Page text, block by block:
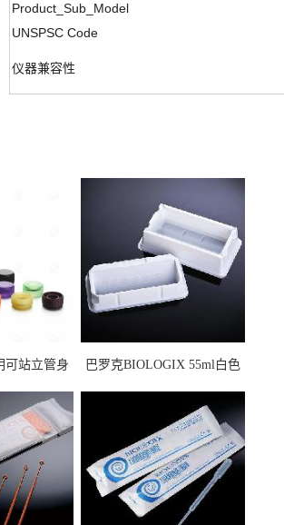
Product_Sub_Model
UNSPSC Code
仪器兼容性
可站立管身
巴罗克BIOLOGIX 55ml白色
马射线灭菌25-0051